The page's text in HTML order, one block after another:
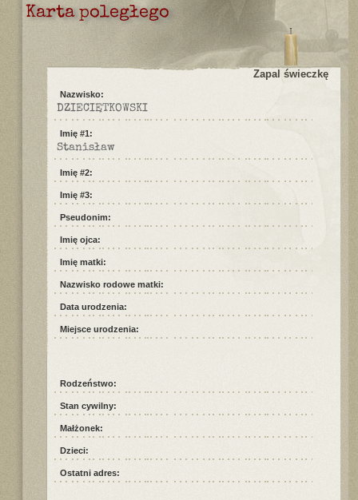
Karta poległego
Zapal świeczkę
Nazwisko:
DZIECIĘTKOWSKI
Imię #1:
Stanisław
Imię #2:
Imię #3:
Pseudonim:
Imię ojca:
Imię matki:
Nazwisko rodowe matki:
Data urodzenia:
Miejsce urodzenia:
Rodzeństwo:
Stan cywilny:
Małżonek:
Dzieci:
Ostatni adres: